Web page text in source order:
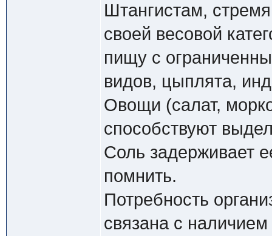
Штангистам,
своей весовой
пищу с
видов, цыплята,
Овощи (салат,
способствуют
Соль задерживает
помнить.
Потребность
связана с